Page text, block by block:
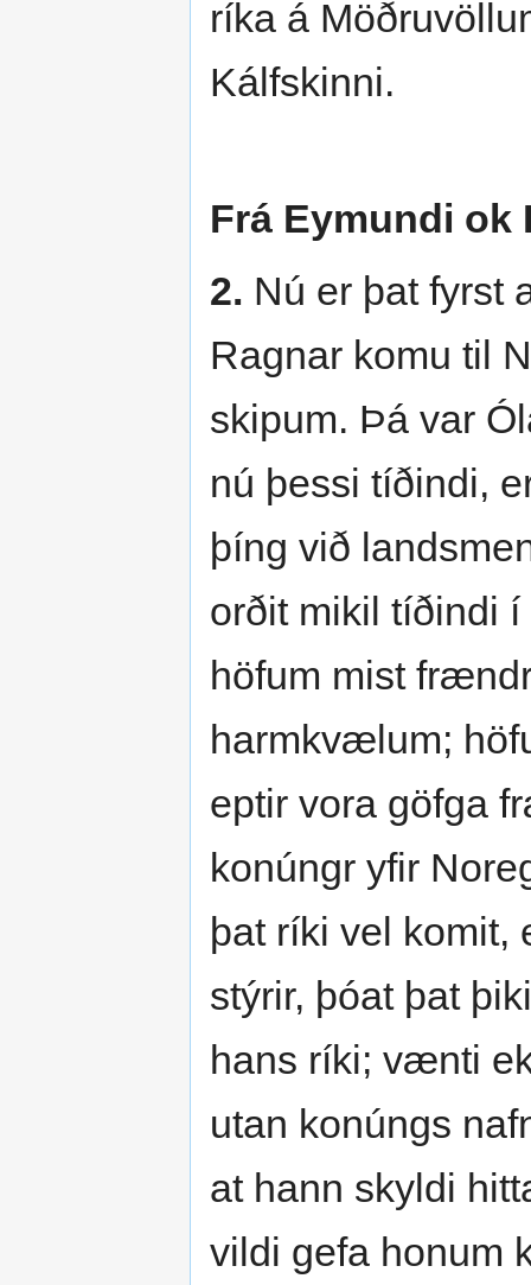
ríka á
Kálfskinni.
Frá Eymundi ok
2. Nú er þat fyrst
Ragnar komu til
skipum. Þá var
nú þessi tíðindi,
þíng við
orðit mikil tíðindi
höfum mist
harmkvælum;
eptir vora göfga
konúngr yfir
þat ríki vel komit,
stýrir, þóat þat
hans ríki; vænti
utan konúngs
at hann skyldi
vildi gefa honum